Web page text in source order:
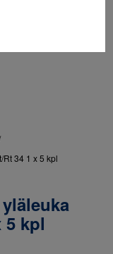
34 1 x 5 kpl
5 kpl